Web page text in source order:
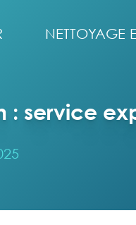
NETTOYAGE
service